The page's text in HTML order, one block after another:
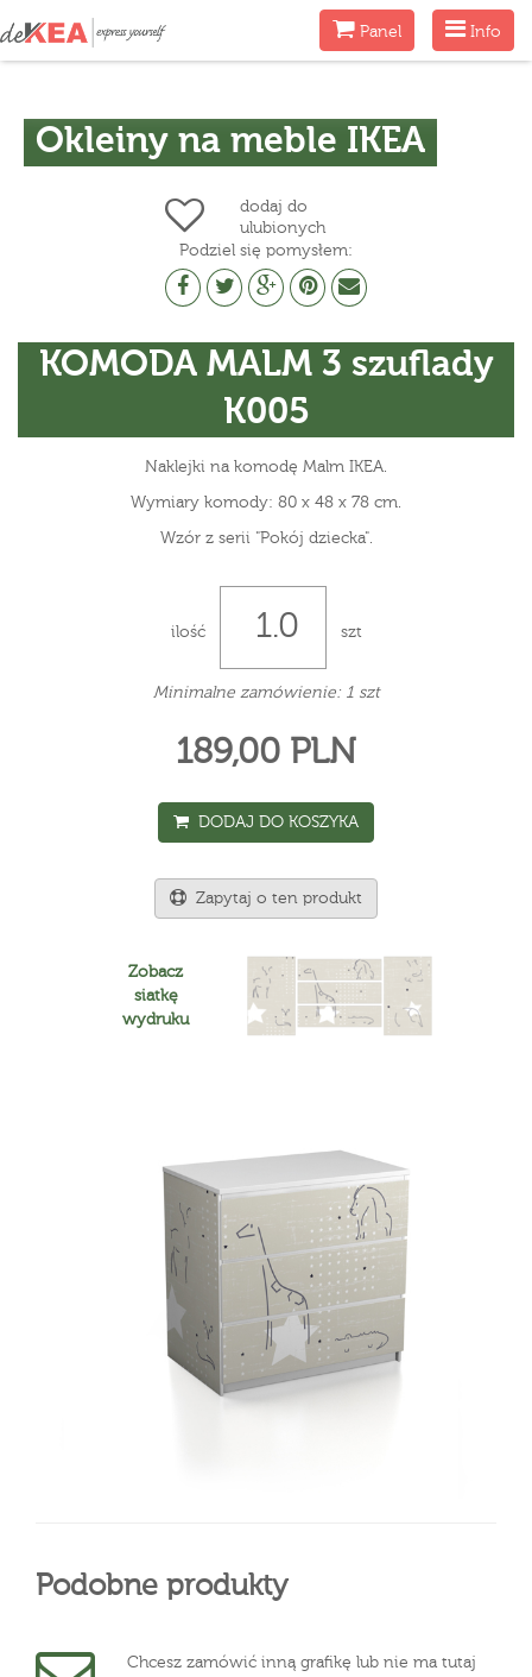
Menu
Info
MenuPanel
Okleiny na meble IKEA
dodaj do
ulubionych
Podziel się pomysłem:
KOMODA MALM 3 szuflady
K005
Naklejki na komodę Malm IKEA.
Wymiary komody: 80 x 48 x 78 cm.
Wzór z serii "Pokój dziecka".
ilość szt
Minimalne zamówienie: 1 szt
189,00 PLN
DODAJ DO KOSZYKA
Zapytaj o ten produkt
Zobacz
siatkę
wydruku
Podobne produkty
Chcesz zamówić inną grafikę lub nie ma tutaj